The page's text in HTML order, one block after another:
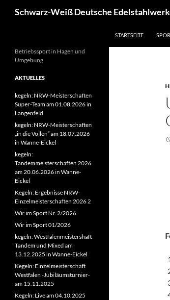
Inhalt
Schwarz-Weiß Deutsche
STARTSEITE
Betriebssport in Hagen und
Umgebung
AKTUELLES
kegeln: NRW-Meisterschaften
Super-Team am 01.08.2026 in
Langenfeld
kegeln: NRW-Meisterschaften
„in die Vollen“ am 18.07.2026
in Wanne-Eickel
kegeln:
Tandemmeisterschaften 2026
am 20.06.2026 in Wanne-
Eickel
Kegeln: Ergebnisse NRW-
Einzelmeisterschaften 2026 2
Wir im Sport Nr. 2/2026
Wir im Sport 01/2026
kegeln: Westfalenmeistershaft
Tandem und Mixed am
13.12.2025 in Wanne-Eickel
Kegeln: Einzelmeisterschaft
Westfalen -Jubiläumsturnier-
am 15.11.2025
Kegeln: Live am 04.10.2025